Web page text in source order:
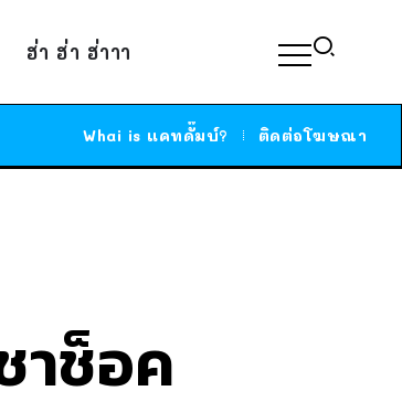
ฮ่า ฮ่า ฮ่าาา
Whai is แคทดั๊มบ์? ติดต่อโฆษณา
าช็อค